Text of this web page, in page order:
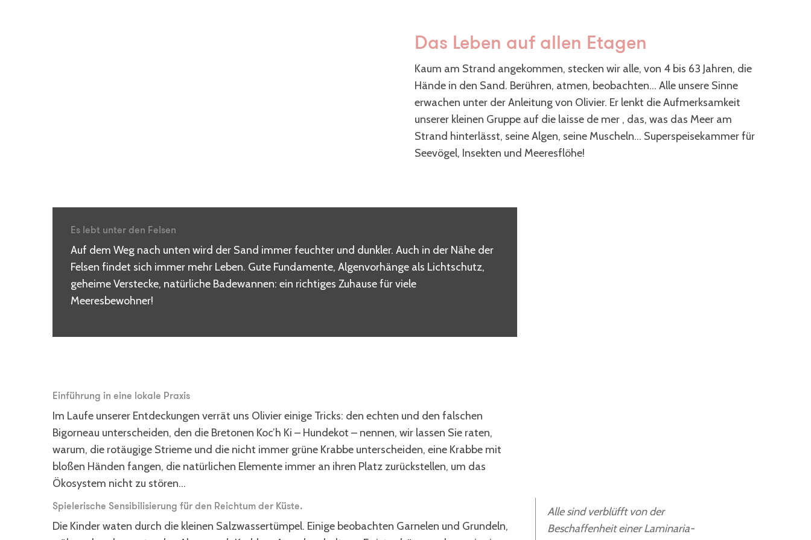
Das Leben auf allen Etagen
Kaum am Strand angekommen, stecken wir alle, von 4 bis 63 Jahren, die
Hände in den Sand. Berühren, atmen, beobachten… Alle unsere Sinne
erwachen unter der Anleitung von Olivier. Er lenkt die Aufmerksamkeit
unserer kleinen Gruppe auf die laisse de mer , das, was das Meer am
Strand hinterlässt, seine Algen, seine Muscheln… Superspeisekammer für
Seevögel, Insekten und Meeresflöhe!
Es lebt unter den Felsen
Auf dem Weg nach unten wird der Sand immer feuchter und dunkler. Auch in der Nähe der
Felsen findet sich immer mehr Leben. Gute Fundamente, Algenvorhänge als Lichtschutz,
geheime Verstecke, natürliche Badewannen: ein richtiges Zuhause für viele
Meeresbewohner!
Einführung in eine lokale Praxis
Im Laufe unserer Entdeckungen verrät uns Olivier einige Tricks: den echten und den falschen
Bigorneau unterscheiden, den die Bretonen Koc’h Ki – Hundekot – nennen, wir lassen Sie raten,
warum, die rotäugige Strieme und die nicht immer grüne Krabbe unterscheiden, eine Krabbe mit
bloßen Händen fangen, die natürlichen Elemente immer an ihren Platz zurückstellen, um das
Ökosystem nicht zu stören…
Spielerische Sensibilisierung für den Reichtum der Küste.
Die Kinder waten durch die kleinen Salzwassertümpel. Einige beobachten Garnelen und Grundeln,
Alle sind verblüfft von der
Beschaffenheit einer Laminaria-